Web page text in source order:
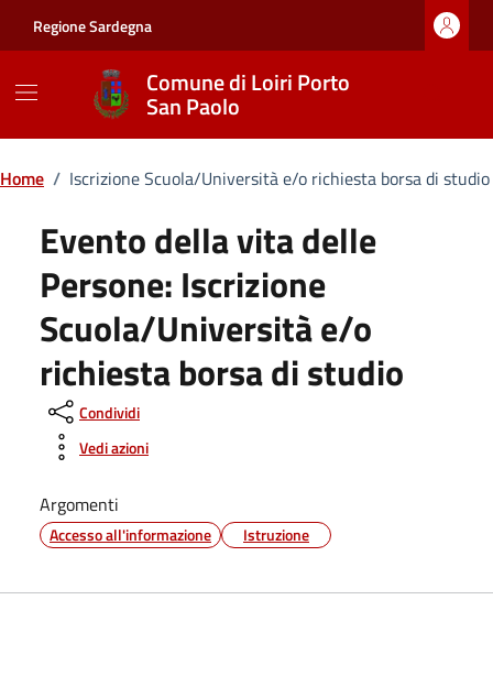
Regione Sardegna
Comune di Loiri Porto
San Paolo
Home / Iscrizione Scuola/Università e/o richiesta borsa di studio
Evento della vita delle
Persone: Iscrizione
Scuola/Università e/o
richiesta borsa di studio
Condividi
Vedi azioni
Argomenti
Accesso all'informazione Istruzione